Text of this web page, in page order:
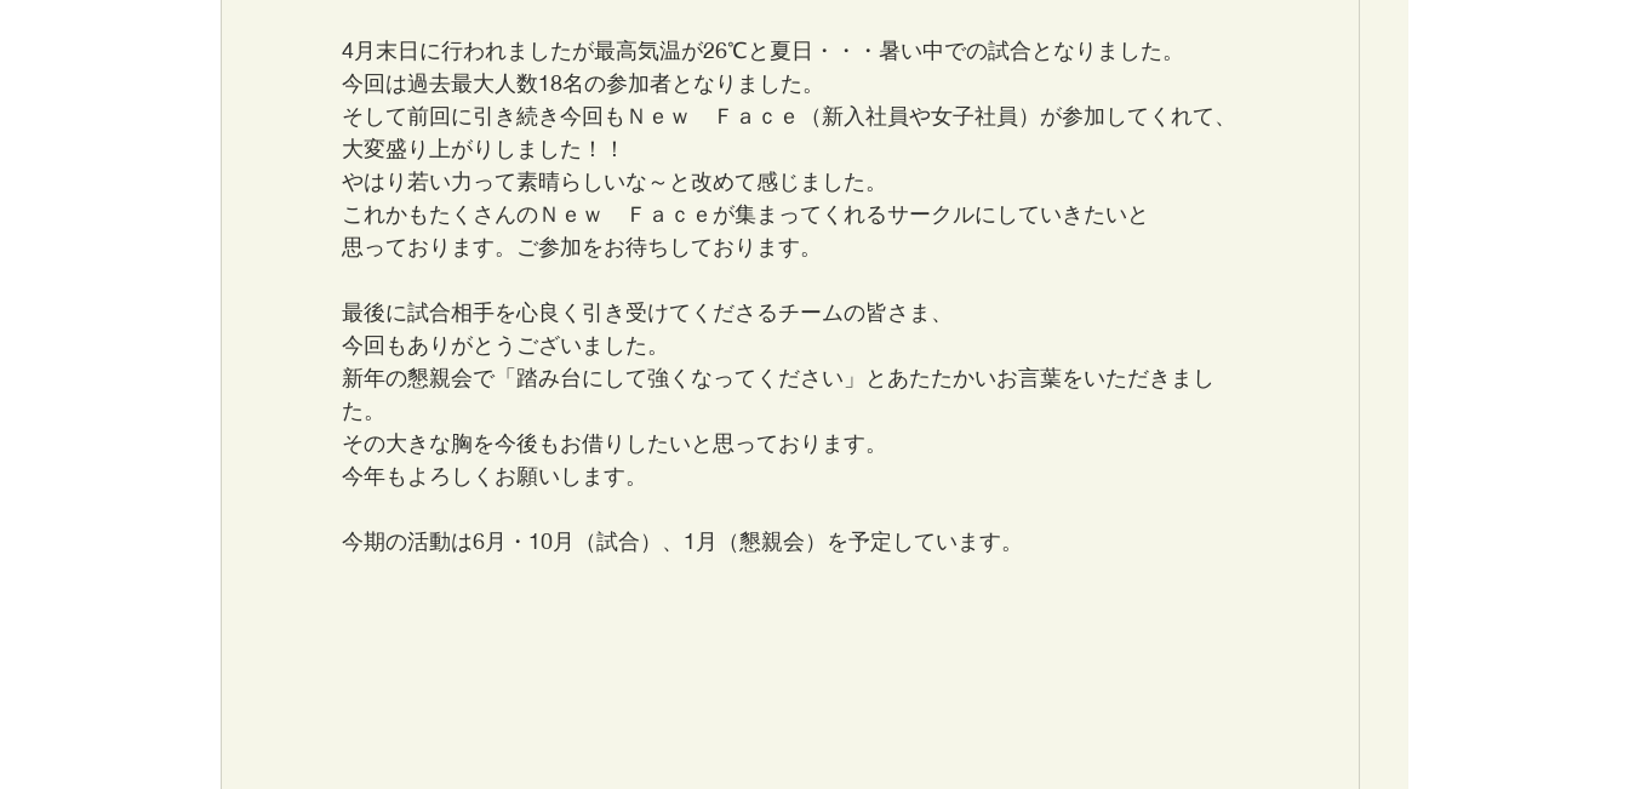
4月末日に行われましたが最高気温が26℃と夏日・・・暑い中での試合となりました。
今回は過去最大人数18名の参加者となりました。
そして前回に引き続き今回もＮｅｗ　Ｆａｃｅ（新入社員や女子社員）が参加してくれて、
大変盛り上がりしました！！
やはり若い力って素晴らしいな～と改めて感じました。
これかもたくさんのＮｅｗ　Ｆａｃｅが集まってくれるサークルにしていきたいと
思っております。ご参加をお待ちしております。
最後に試合相手を心良く引き受けてくださるチームの皆さま、
今回もありがとうございました。
新年の懇親会で「踏み台にして強くなってください」とあたたかいお言葉をいただきまし
た。
その大きな胸を今後もお借りしたいと思っております。
今年もよろしくお願いします。
今期の活動は6月・10月（試合）、1月（懇親会）を予定しています。